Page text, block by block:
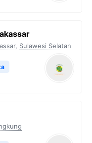
, Sulawesi Selatan